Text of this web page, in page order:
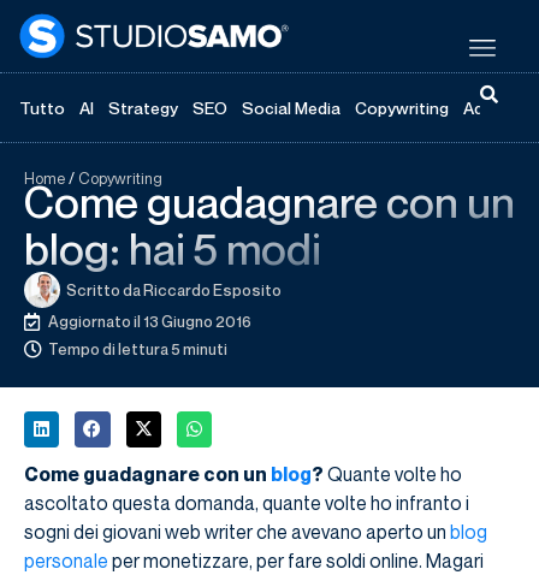
Tutto AI Strategy SEO Social Media Copywriting
Home/ Copywriting
Come guadagnare con un
blog: hai 5 modi
Scritto daRiccardo Esposito
Aggiornato il 13 Giugno 2016
Tempo di lettura 5 minuti
Come guadagnare con un blog? Quante volte ho
ascoltato questa domanda, quante volte ho infranto i
sogni dei giovani web writer che avevano aperto un blog
personale per monetizzare, per fare soldi online. Magari